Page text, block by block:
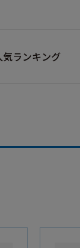
気ランキング